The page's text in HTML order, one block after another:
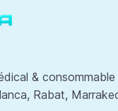
&
Rabat,